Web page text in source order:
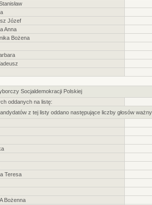
Józef
Anna
Bożena
Socjaldemokracji Polskiej
oddanych na listę:
z tej listy oddano następujące liczby głosów
Teresa
Bożenna